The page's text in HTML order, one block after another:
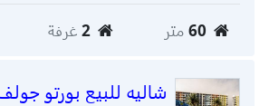
60 متر 2 غرفة
شاليه للبيع بورتو جولف